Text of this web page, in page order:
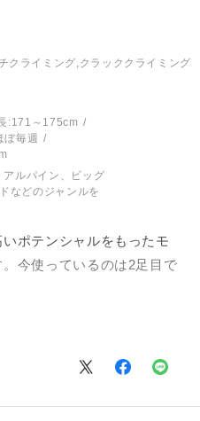
るルートによってはクラ
ミング性能も必要。その
。
）のサイズのクラックとの
き比べていますが、ジャミ
だし、足の指が伸ばせる
たことで、インサイドだ
ッジングの性能も及第点
レーベルフューズを採用
けにくいようです。
クライミング,クラッククライミング
:171～175cm
ぼ毎週
ルパイン、ビッグ
などのジャンルを
ポテンシャルをもったモ
今使っているのは2足目で
はシューズ先端から締め